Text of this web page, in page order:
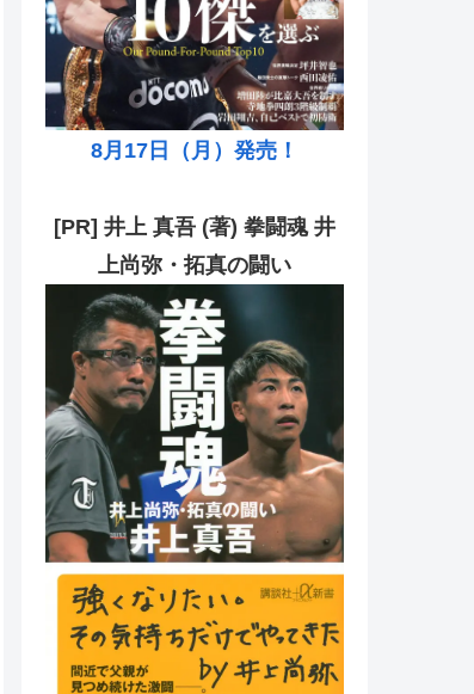
8月17日（月）発売！
[PR] 井上 真吾 (著) 拳闘魂 井
上尚弥・拓真の闘い